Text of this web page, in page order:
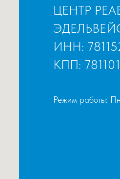
ЦЕНТР
ИНН:
КПП:
Режим работы: